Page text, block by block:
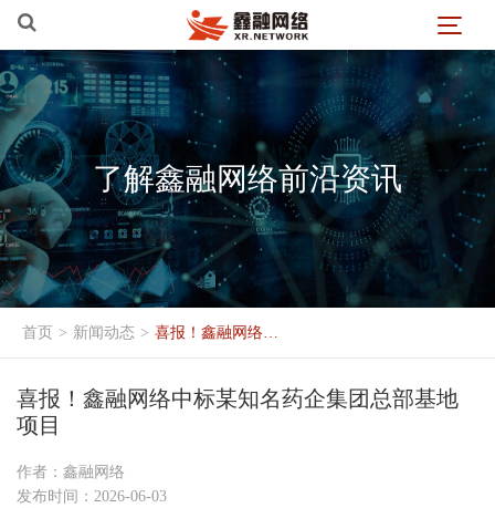
了解鑫融网络前沿资讯
首页 > 新闻动态 > 喜报！鑫融网络中标某知名药企集团总部基地项目
喜报！鑫融网络中标某知名药企集团总部基地
项目
作者：鑫融网络
发布时间：2026-06-03